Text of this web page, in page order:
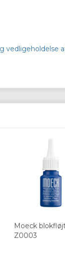
vedligeholdelse
Moeck
Z0003